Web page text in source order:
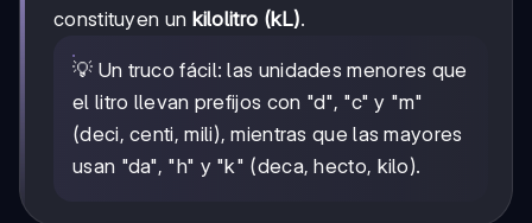
constituyen un kilolitro (kL).
💡 Un truco fácil: las unidades menores que
el litro llevan prefijos con "d", "c" y "m"
(deci, centi, mili), mientras que las mayores
usan "da", "h" y "k" (deca, hecto, kilo).